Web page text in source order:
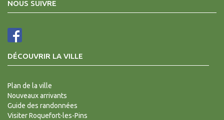
NOUS SUIVRE
DÉCOUVRIR LA VILLE
Plan de la ville
Nouveaux arrivants
Guide des randonnées
Visiter Roquefort-les-Pins